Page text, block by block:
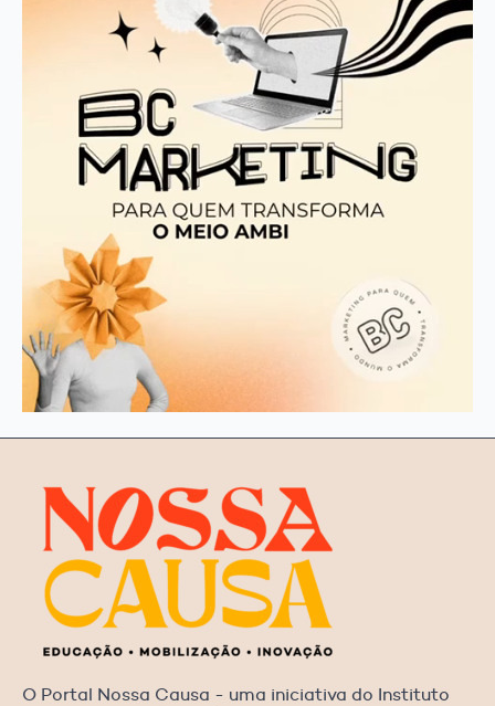
O Portal Nossa Causa - uma iniciativa do Instituto